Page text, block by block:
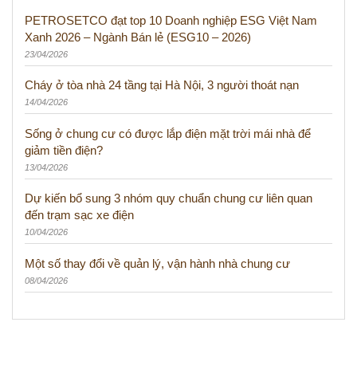
PETROSETCO đạt top 10 Doanh nghiệp ESG Việt Nam
Xanh 2026 – Ngành Bán lẻ (ESG10 – 2026)
23/04/2026
Cháy ở tòa nhà 24 tầng tại Hà Nội, 3 người thoát nạn
14/04/2026
Sống ở chung cư có được lắp điện mặt trời mái nhà để
giảm tiền điện?
13/04/2026
Dự kiến bổ sung 3 nhóm quy chuẩn chung cư liên quan
đến trạm sạc xe điện
10/04/2026
Một số thay đổi về quản lý, vận hành nhà chung cư
08/04/2026